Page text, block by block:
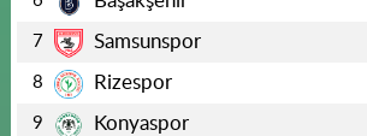
7 Samsunspor
8 Rizespor
9 Konyaspor